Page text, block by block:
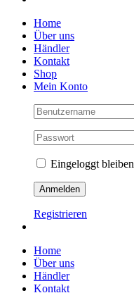
Home
Über uns
Händler
Kontakt
Shop
Mein Konto
Eingeloggt bleiben
Registrieren
Home
Über uns
Händler
Kontakt